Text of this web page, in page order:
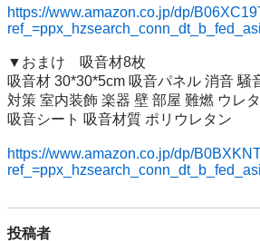
https://www.amazon.co.jp/dp/
▼おまけ　吸音材8枚
吸音材 30*30*5cm 吸音パネル 消音 騒
対策 室内装飾 楽器 壁 部屋 難燃 ウレ
吸音シート 吸音材質 ポリウレタン
https://www.amazon.co.jp/dp/
投稿者